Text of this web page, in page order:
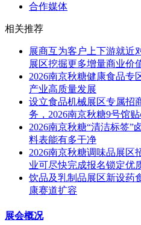
合作媒体
相关推荐
展商互为客户上下游就近
展区挖掘更多增量商业价
2026南京秋糖健康食品专
产业高质量发展
设立食品机械展区专属招
务，2026南京秋糖9号馆
2026南京秋糖“清洁标签”
料表能有多干净
2026南京秋糖调味品展区
业可尽快完成报名锁定优
饮品及乳制品展区新设药
康赛道扩容
展会概况